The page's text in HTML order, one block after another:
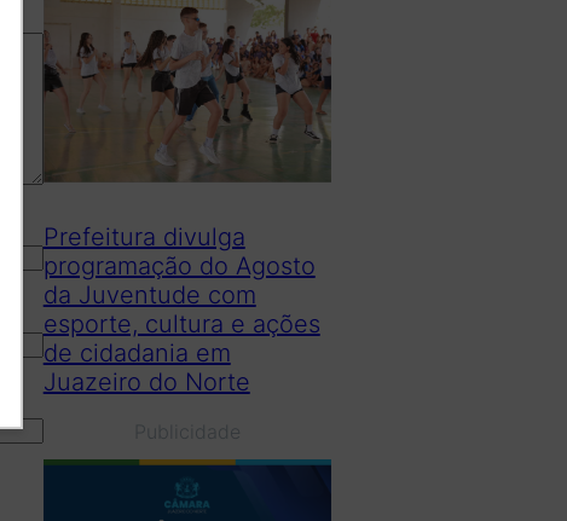
Prefeitura divulga
programação do Agosto
da Juventude com
esporte, cultura e ações
de cidadania em
Juazeiro do Norte
Publicidade